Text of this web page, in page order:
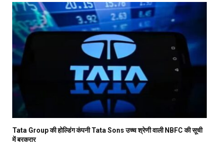
Tata Group की होल्डिंग कंपनी Tata Sons उच्च श्रेणी वाली NBFC की सूची
में बरकरार